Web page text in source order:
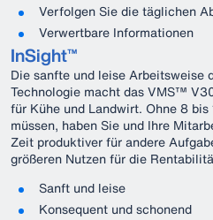
Verfolgen Sie die täglichen
Verwertbare Informationen
InSight™
Die sanfte und leise Arbeitsweise
Technologie macht das VMS™
für Kühe und Landwirt. Ohne 8
müssen, haben Sie und Ihre
Zeit produktiver für andere
größeren Nutzen für die
Sanft und leise
Konsequent und schonend